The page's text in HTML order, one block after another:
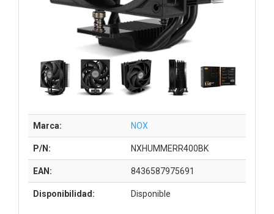
Marca: NOX
P/N: NXHUMMERR400BK
EAN: 8436587975691
Disponibilidad: Disponible